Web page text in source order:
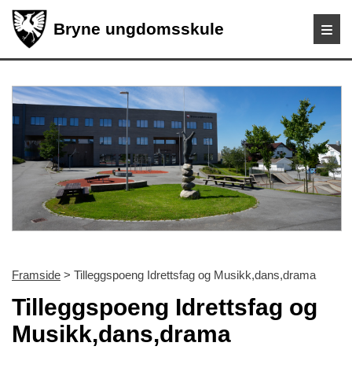
Bryne ungdomsskule
Framside > Tilleggspoeng Idrettsfag og Musikk,dans,drama
Tilleggspoeng Idrettsfag og
Musikk,dans,drama